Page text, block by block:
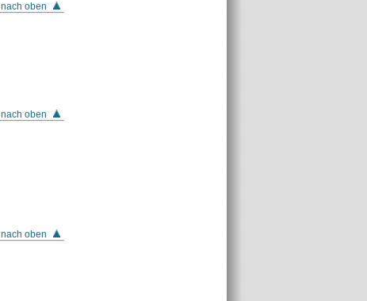
nach oben
nach oben
nach oben